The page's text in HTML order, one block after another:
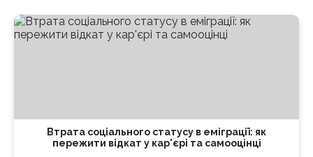
Втрата соціального статусу в еміграції: як
пережити відкат у кар'єрі та самооцінці